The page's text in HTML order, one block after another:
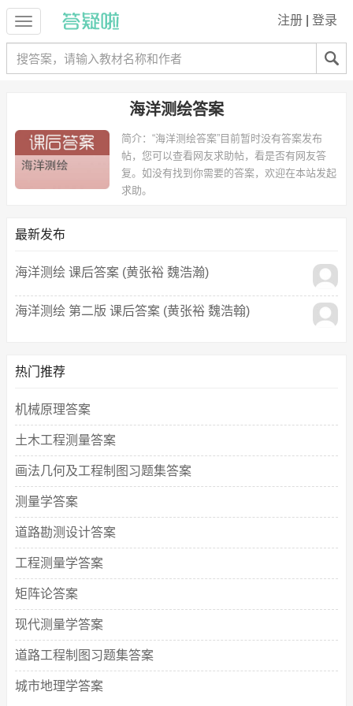
注册 登录
海洋测绘答案
简介： “海洋测绘答案”目前暂时没有答案发布
帖，您可以查看网友求助帖，看是否有网友答
复。如没有找到你需要的答案，欢迎在本站发起
求助。
最新发布
海洋测绘 课后答案 (黄张裕 魏浩瀚)
海洋测绘 第二版 课后答案 (黄张裕 魏浩翰)
热门推荐
机械原理答案
土木工程测量答案
画法几何及工程制图习题集答案
测量学答案
道路勘测设计答案
工程测量学答案
矩阵论答案
现代测量学答案
道路工程制图习题集答案
城市地理学答案